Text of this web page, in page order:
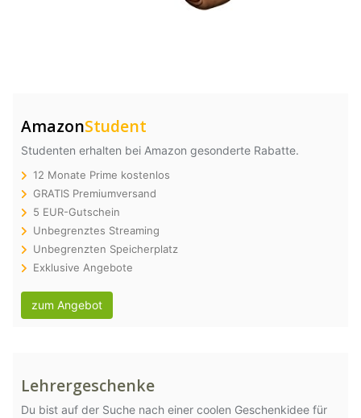
AmazonStudent
Studenten erhalten bei Amazon gesonderte Rabatte.
12 Monate Prime kostenlos
GRATIS Premiumversand
5 EUR-Gutschein
Unbegrenztes Streaming
Unbegrenzten Speicherplatz
Exklusive Angebote
zum Angebot
Lehrergeschenke
Du bist auf der Suche nach einer coolen Geschenkidee für